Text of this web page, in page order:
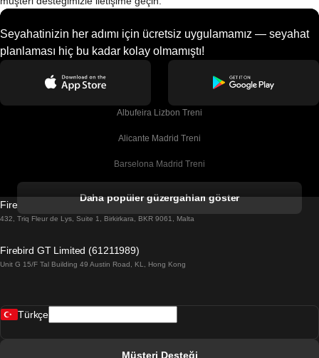
Seyahatinizin her adımı için ücretsiz uygulamamız — seyahat
planlaması hiç bu kadar kolay olmamıştı!
Albufeira Lizbon Treni
Alicante Madrid Treni
Barselona Madrid Treni
Barselona Sevilla Treni
Belfast Dublin Treni
Daha popüler güzergahları göster
Firebird GT Limited (OC 1451)
432, Triq Fleur de Lys, Suite 1, Birkirkara, BKR 9061, Malta
Firebird GT Limited (61211989)
Unit G 15/F Tal Building 49 Austin Road, KL, Hong Kong
Türkçe
Müşteri Desteği